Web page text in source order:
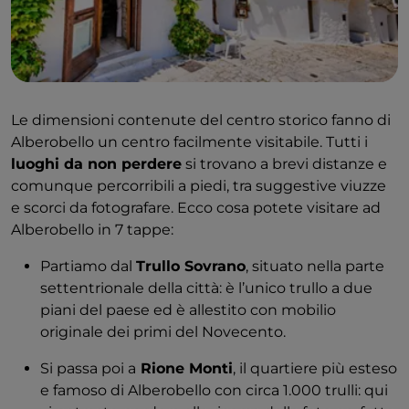
Le dimensioni contenute del centro storico fanno di
Alberobello un centro facilmente visitabile. Tutti i
luoghi da non perdere si trovano a brevi distanze e
comunque percorribili a piedi, tra suggestive viuzze
e scorci da fotografare. Ecco cosa potete visitare ad
Alberobello in 7 tappe:
Partiamo dal Trullo Sovrano, situato nella parte
settentrionale della città: è l’unico trullo a due
piani del paese ed è allestito con mobilio
originale dei primi del Novecento.
Si passa poi a Rione Monti, il quartiere più esteso
e famoso di Alberobello con circa 1.000 trulli: qui